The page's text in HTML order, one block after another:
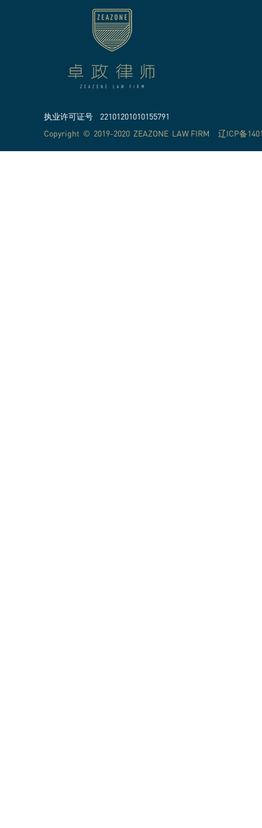
执业许可证号 22101201010155791
Copyright © 2019-2020 ZEAZONE LAW FIRM
辽ICP备